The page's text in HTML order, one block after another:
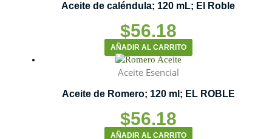
Aceite de caléndula; 120 mL; El Roble
$56.18
AÑADIR AL CARRITO
Aceite Esencial
Aceite de Romero; 120 ml; EL ROBLE
$56.18
AÑADIR AL CARRITO